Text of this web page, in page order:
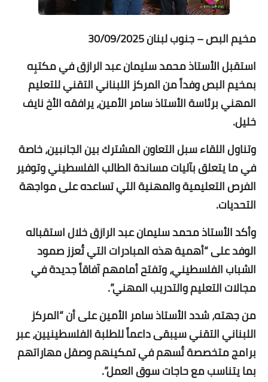
مخيم البص – جنوب لبنان 30/09/2025
استقبل الأستاذ محمد سليمان عبد الرازق في مكتبِه
بمخيم البص وفداً من المركز اللبناني التقني للتعليم
المهني برئاسة الأستاذ سامر الأمين، يرافقه الأخ نايف
خليل.
وتناول اللقاء سبل التعاون المشترك بين الجانبين، خاصة
في ما يتعلق بآليات مساندة الطالب الفلسطيني وتوفير
الفرص التعليمية والمهنية التي تساعده على مواجهة
التحديات.
وأكد الأستاذ محمد سليمان عبد الرازق خلال استقباله
الوفد على “أهمية هذه المبادرات التي تُعزز صمود
الشباب الفلسطيني، وتفتح أمامهم آفاقاً جديدة في
مجالات التعليم والتدريب المهني”.
من جهته، شدد الأستاذ سامر الأمين على أن “المركز
اللبناني التقني سيبقى داعماً للطلبة الفلسطينيين، عبر
برامج متخصصة تُسهم في تمكينهم وصقل مهاراتهم
بما يتناسب مع حاجات سوق العمل”.